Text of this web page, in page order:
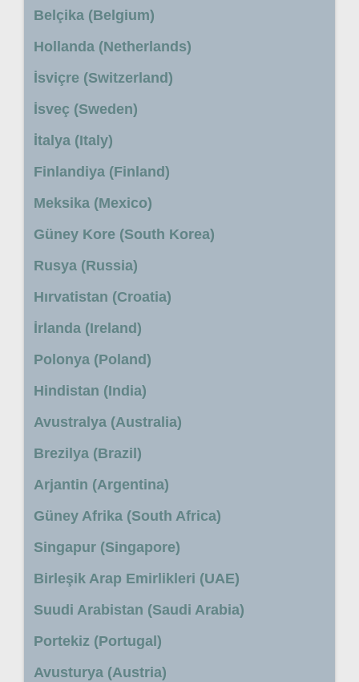
Belçika (Belgium)
Hollanda (Netherlands)
İsviçre (Switzerland)
İsveç (Sweden)
İtalya (Italy)
Finlandiya (Finland)
Meksika (Mexico)
Güney Kore (South Korea)
Rusya (Russia)
Hırvatistan (Croatia)
İrlanda (Ireland)
Polonya (Poland)
Hindistan (India)
Avustralya (Australia)
Brezilya (Brazil)
Arjantin (Argentina)
Güney Afrika (South Africa)
Singapur (Singapore)
Birleşik Arap Emirlikleri (UAE)
Suudi Arabistan (Saudi Arabia)
Portekiz (Portugal)
Avusturya (Austria)